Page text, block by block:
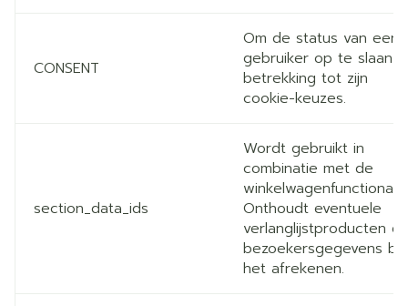
CONSENT
Om de status van een
gebruiker op te slaan
betrekking tot zijn
cookie-keuzes.
section_data_ids
Wordt gebruikt in
combinatie met de
Onthoudt eventuele
verlanglijstproducten en
bezoekersgegevens bij
het afrekenen.